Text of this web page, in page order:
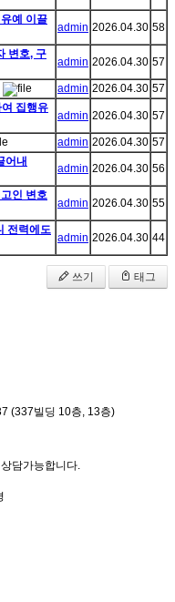
예 이끌
admin 2026.04.30 58
변호, 구
admin 2026.04.30 57
admin 2026.04.30 57
집행유
admin 2026.04.30 57
admin 2026.04.30 57
어내
admin 2026.04.30 56
인 변호
admin 2026.04.30 55
전력에도
admin 2026.04.30 44
쓰기 태그
(337빌딩 10층, 13층)
담가능합니다.